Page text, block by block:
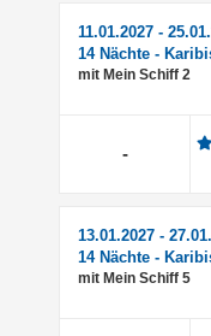
11.01.2027 -
14 Nächte -
mit Mein Schiff 2
-
13.01.2027 -
14 Nächte -
mit Mein Schiff 5